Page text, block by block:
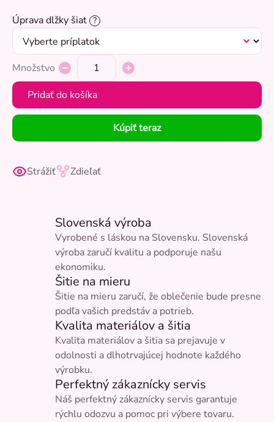
Úprava dlžky šiat ?
Množstvo
Pridať do košíka
Kúpiť teraz
Strážiť Zdieľať
Slovenská výroba
Vyrobené s láskou na Slovensku. Slovenská
výroba zaručí kvalitu a podporuje našu
ekonomiku.
Šitie na mieru
Šitie na mieru zaručí, že oblečenie bude presne
podľa vašich predstáv a potrieb.
Kvalita materiálov a šitia
Kvalita materiálov a šitia sa prejavuje v
odolnosti a dlhotrvajúcej hodnote každého
výrobku.
Perfektný zákaznícky servis
Náš perfektný zákaznícky servis garantuje
rýchlu odozvu a pomoc pri výbere tovaru.